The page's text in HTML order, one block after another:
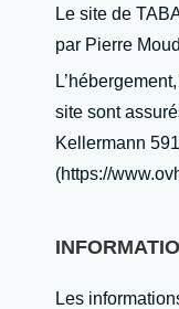
Le site de
par Pierre
site sont
Kellermann
(https://
Les